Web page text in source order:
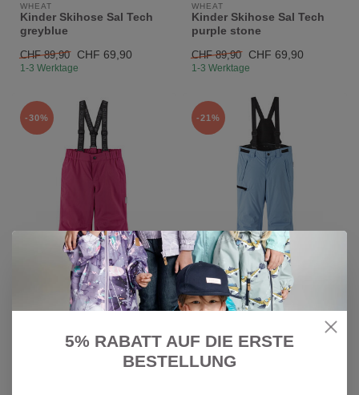
WHEAT
Kinder Skihose Sal Tech
greyblue
CHF 89,90 CHF 69,90
1-3 Werktage
WHEAT
Kinder Skihose Sal Tech
purple stone
CHF 89,90 CHF 69,90
1-3 Werktage
-30%
tec Kinder Schneehose
CHF 89,90 CHF 62,90
-21%
REIMA
tec Kinder Schneehose
CHF 139,90 CHF 109,90
1-3 Werktage
5% RABATT AUF DIE ERSTE
BESTELLUNG